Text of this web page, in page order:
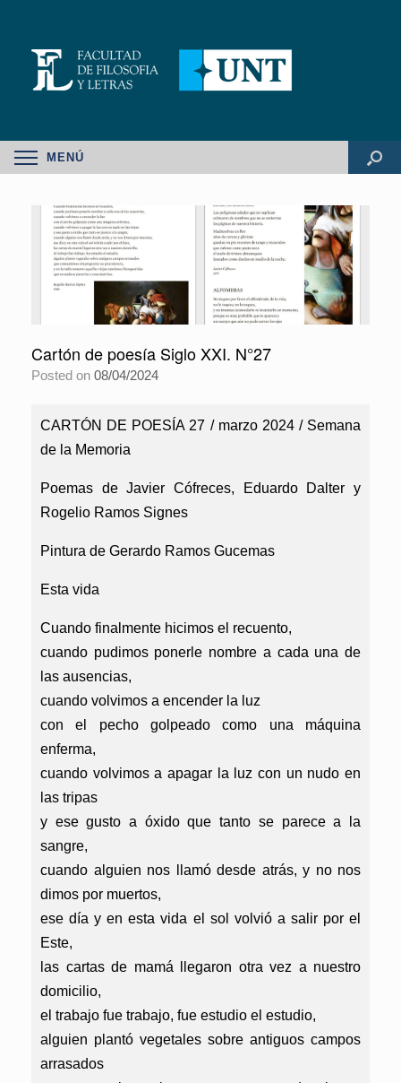
MENÚ
Cartón de poesía Siglo XXI. N°27
Posted on 08/04/2024
CARTÓN DE POESÍA 27 / marzo 2024 / Semana
de la Memoria
Poemas de Javier Cófreces, Eduardo Dalter y
Rogelio Ramos Signes
Pintura de Gerardo Ramos Gucemas
Esta vida
Cuando finalmente hicimos el recuento,
cuando pudimos ponerle nombre a cada una de
las ausencias,
cuando volvimos a encender la luz
con el pecho golpeado como una máquina
enferma,
cuando volvimos a apagar la luz con un nudo en
las tripas
y ese gusto a óxido que tanto se parece a la
sangre,
cuando alguien nos llamó desde atrás, y no nos
dimos por muertos,
ese día y en esta vida el sol volvió a salir por el
Este,
las cartas de mamá llegaron otra vez a nuestro
domicilio,
el trabajo fue trabajo, fue estudio el estudio,
alguien plantó vegetales sobre antiguos campos
arrasados